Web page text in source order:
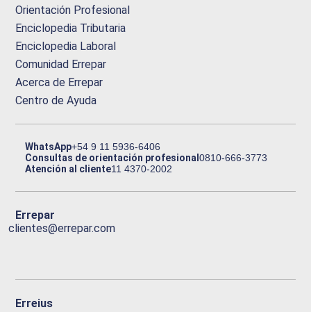
Orientación Profesional
Enciclopedia Tributaria
Enciclopedia Laboral
Comunidad Errepar
Acerca de Errepar
Centro de Ayuda
WhatsApp+54 9 11 5936-6406
Consultas de orientación profesional0810-666-3773
Atención al cliente11 4370-2002
Errepar
clientes@errepar.com
Erreius